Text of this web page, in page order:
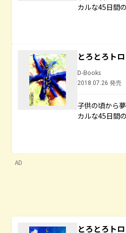
カルな45日間
とろとろト
D-Books
2018.07.26 発売
子供の頃から
カルな45日間
AD
とろとろト